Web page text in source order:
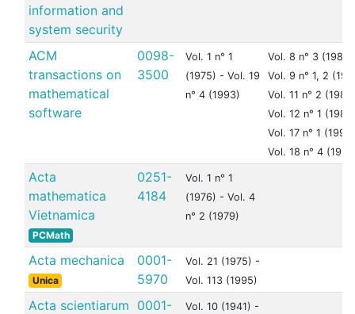
information and
system security
ACM
transactions on
mathematical
software
0098-
3500
Vol. 1 n° 1
(1975) - Vol. 19
n° 4 (1993)
Vol. 8 n° 3 (1982)
Vol. 9 n° 1, 2
Vol. 11 n° 2
Vol. 12 n° 1
Vol. 17 n° 1 (1991)
Vol. 18 n° 4
Acta
mathematica
Vietnamica
PCMath
0251-
4184
Vol. 1 n° 1
(1976) - Vol. 4
n° 2 (1979)
Acta mechanica
Unica
0001-
5970
Vol. 21 (1975) -
Vol. 113 (1995)
Acta scientiarum 0001-
Vol. 10 (1941) -